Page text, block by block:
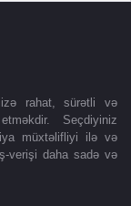
rahat, sürətli və
Seçdiyiniz
müxtəlifliyi ilə və
verişi daha sadə və